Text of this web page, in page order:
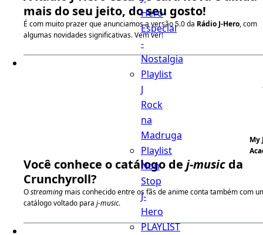
Hero
Especial
-
Nostalgia
Playlist
J
Rock
na
Madruga
Playlist
Non
Stop
J-
Hero
PLAYLIST
mais do seu jeito, do seu gosto!
É com muito prazer que anunciamos a versão 5.0 da Rádio J-Hero, com
algumas novidades significativas. Vem ver!
My
Você conhece o catálogo de j-music da
Crunchyroll?
Ostreaming mais conhecido entre os fãs de anime conta também com
catálogo voltado para j-music.